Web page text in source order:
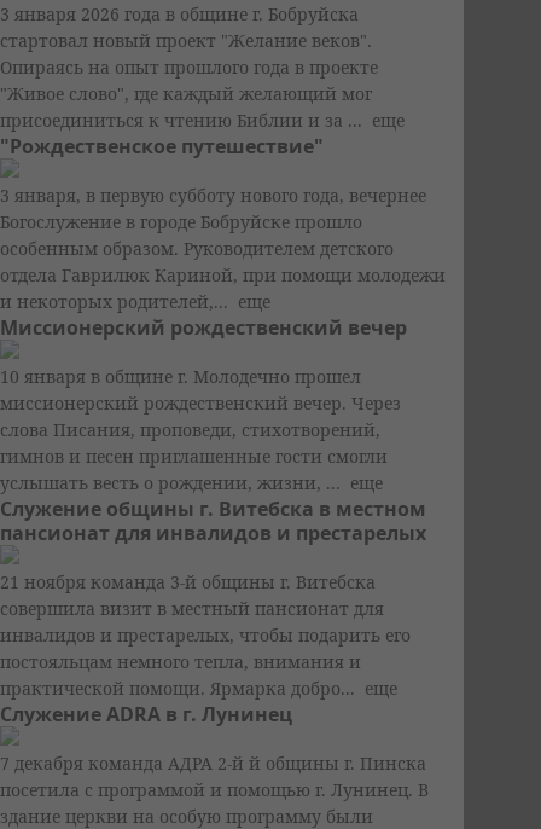
3 января 2026 года в общине г. Бобруйска
стартовал новый проект "Желание веков".
Опираясь на опыт прошлого года в проекте
"Живое слово", где каждый желающий мог
присоединиться к чтению Библии и за ... еще
"Рождественское путешествие"
3 января, в первую субботу нового года, вечернее
Богослужение в городе Бобруйске прошло
особенным образом. Руководителем детского
отдела Гаврилюк Кариной, при помощи молодежи
и некоторых родителей,... еще
Миссионерский рождественский вечер
10 января в общине г. Молодечно прошел
миссионерский рождественский вечер. Через
слова Писания, проповеди, стихотворений,
гимнов и песен приглашенные гости смогли
услышать весть о рождении, жизни, ... еще
Служение общины г. Витебска в местном
пансионат для инвалидов и престарелых
21 ноября команда 3-й общины г. Витебска
совершила визит в местный пансионат для
инвалидов и престарелых, чтобы подарить его
постояльцам немного тепла, внимания и
практической помощи. Ярмарка добро... еще
Служение ADRA в г. Лунинец
7 декабря команда АДРА 2-й й общины г. Пинска
посетила с программой и помощью г. Лунинец. В
здание церкви на особую программу были